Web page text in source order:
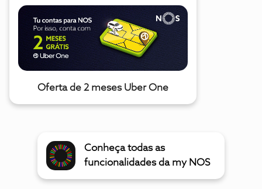
Oferta de 2 meses Uber One
Conheça todas as
funcionalidades da my NOS